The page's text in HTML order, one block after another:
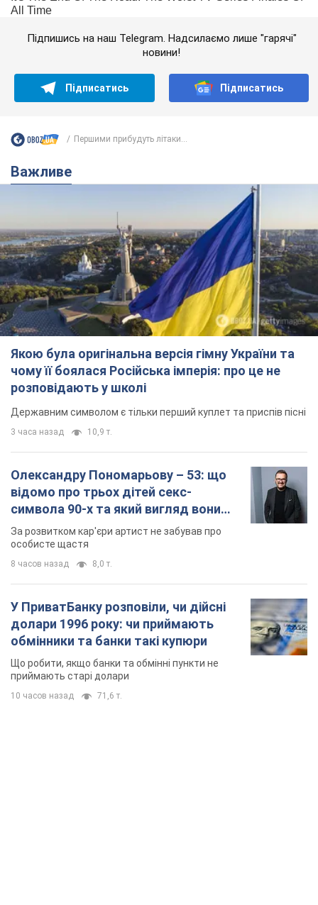
Підпишись на наш Telegram. Надсилаємо лише "гарячі"
новини!
Підписатись Підписатись
Першими прибудуть літаки...
Важливе
Якою була оригінальна версія гімну України та
чому її боялася Російська імперія: про це не
розповідають у школі
Державним символом є тільки перший куплет та приспів пісні
3 часа назад 10,9 т.
Олександру Пономарьову – 53: що
відомо про трьох дітей секс-
символа 90-х та який вигляд вони
мають
За розвитком кар'єри артист не забував про
особисте щастя
8 часов назад 8,0 т.
У ПриватБанку розповіли, чи дійсні
долари 1996 року: чи приймають
обмінники та банки такі купюри
Що робити, якщо банки та обмінні пункти не
приймають старі долари
10 часов назад 71,6 т.